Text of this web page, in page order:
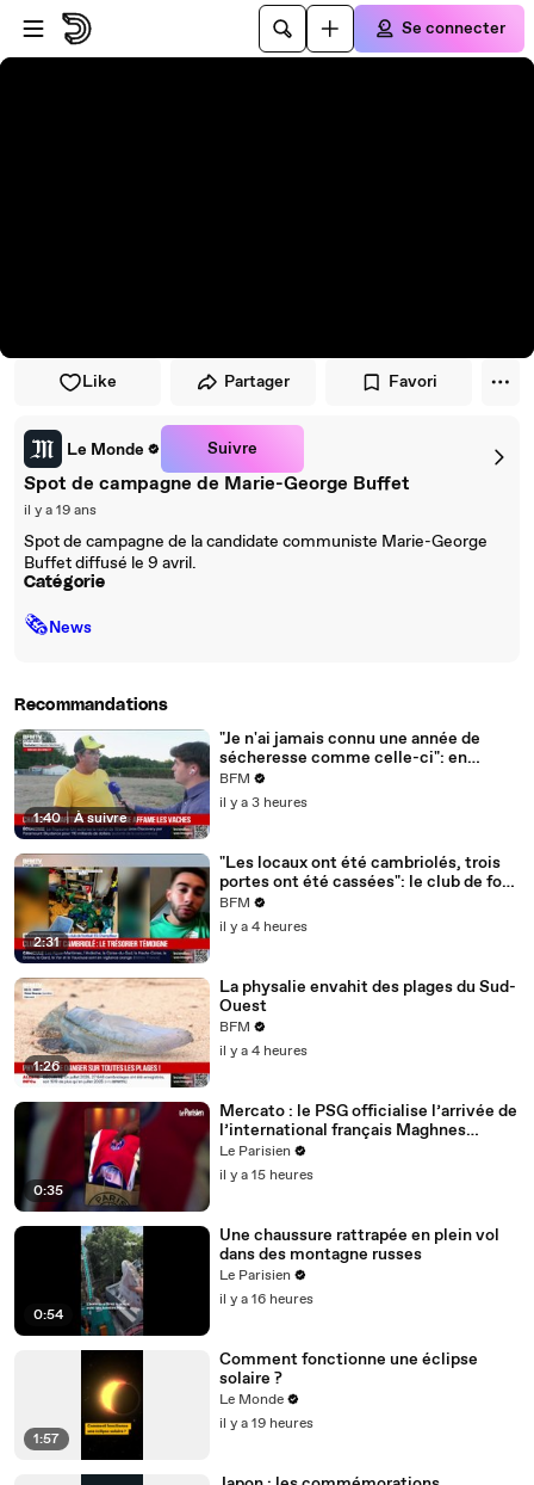
Passer au player
Passer au contenu principal
Se connecter
Like Partager Favori
Le Monde Suivre
Spot de campagne de Marie-George Buffet
il y a 19 ans
Spot de campagne de la candidate communiste Marie-George
Buffet diffusé le 9 avril.
Catégorie
🗞News
Recommandations
1:40 | À suivre
"Je n'ai jamais connu une année de
sécheresse comme celle-ci": en
Charente-Maritime, à cause de la
sécheresse, l'herbe de cette prairie
n'est plus comestible pour les vaches
BFM
il y a 3 heures
2:31
"Les locaux ont été cambriolés, trois
portes ont été cassées": le club de foot
de Champfleur victime d'un
cambriolage
BFM
il y a 4 heures
1:26
La physalie envahit des plages du Sud-
Ouest
BFM
il y a 4 heures
0:35
Mercato : le PSG officialise l’arrivée de
l’international français Maghnes
Akliouche
Le Parisien
il y a 15 heures
0:54
Une chaussure rattrapée en plein vol
dans des montagne russes
Le Parisien
il y a 16 heures
1:57
Comment fonctionne une éclipse
solaire ?
Le Monde
il y a 19 heures